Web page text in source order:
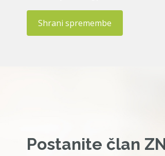
Shrani spremembe
Postanite član